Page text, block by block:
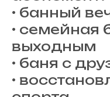
• банный
• семейная
выходным
• баня с
•